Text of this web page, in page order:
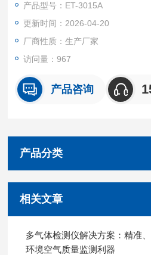
产品型号：ET-3015A
更新时间：2026-04-20
厂商性质：生产厂家
访问量：967
产品咨询
产品分类
相关文章
多气体检测仪解决方案：精准
环境空气质量监测利器